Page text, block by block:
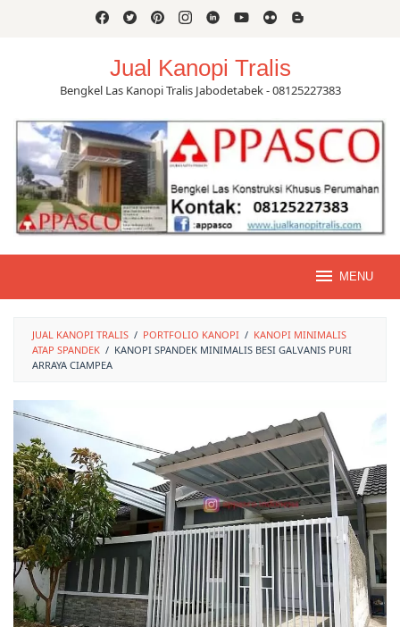
Jual Kanopi Tralis
Bengkel Las Kanopi Tralis Jabodetabek - 08125227383
MENU
JUAL KANOPI TRALIS / PORTFOLIO KANOPI / KANOPI MINIMALIS
ATAP SPANDEK / KANOPI SPANDEK MINIMALIS BESI GALVANIS PURI
ARRAYA CIAMPEA